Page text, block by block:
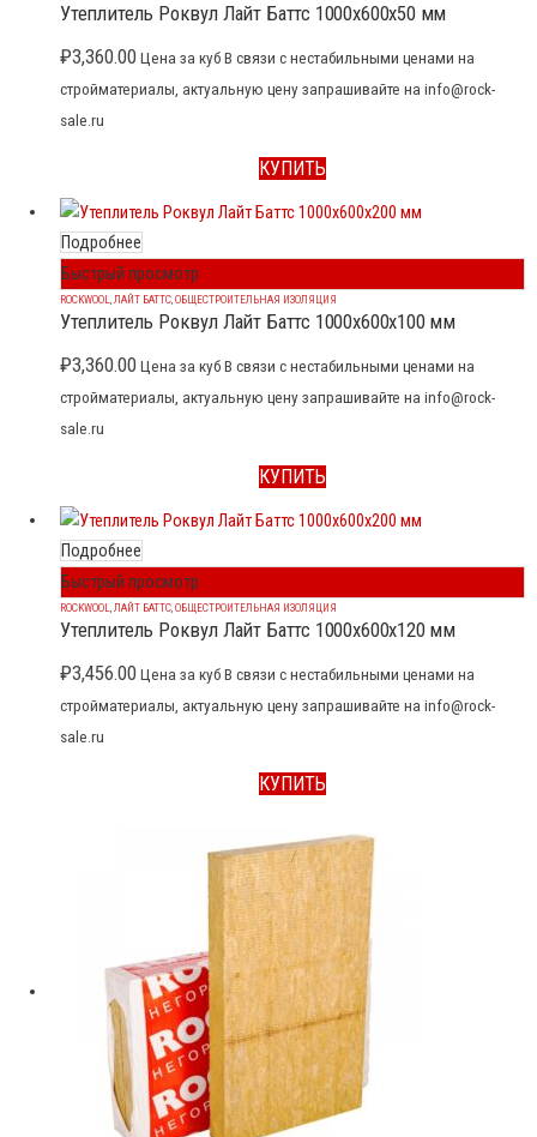
Утеплитель Роквул Лайт Баттс 1000x600x50 мм
₽3,360.00 Цена за куб В связи с нестабильными ценами на
стройматериалы, актуальную цену запрашивайте на info@rock-
sale.ru
КУПИТЬ
Подробнее
Быстрый просмотр
ROCKWOOL ЛАЙТ БАТТС ОБЩЕСТРОИТЕЛЬНАЯ ИЗОЛЯЦИЯ
Утеплитель Роквул Лайт Баттс 1000x600x100 мм
₽3,360.00 Цена за куб В связи с нестабильными ценами на
стройматериалы, актуальную цену запрашивайте на info@rock-
sale.ru
КУПИТЬ
Подробнее
Быстрый просмотр
ROCKWOOL ЛАЙТ БАТТС ОБЩЕСТРОИТЕЛЬНАЯ ИЗОЛЯЦИЯ
Утеплитель Роквул Лайт Баттс 1000x600x120 мм
₽3,456.00 Цена за куб В связи с нестабильными ценами на
стройматериалы, актуальную цену запрашивайте на info@rock-
sale.ru
КУПИТЬ